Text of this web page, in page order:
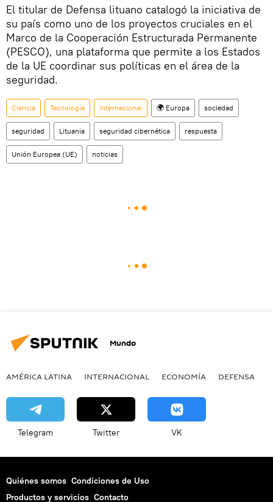
El titular de Defensa lituano catalogó la iniciativa de
su país como uno de los proyectos cruciales en el
Marco de la Cooperación Estructurada Permanente
(PESCO), una plataforma que permite a los Estados
de la UE coordinar sus políticas en el área de la
seguridad.
Ciencia Tecnología Internacional 🌍 Europa sociedad
seguridad Lituania seguridad cibernética respuesta
Unión Europea (UE) noticias
Mundo
AMÉRICA LATINA INTERNACIONAL ECONOMÍA DEFENSA
Telegram Twitter VK
Quiénes somos Condiciones de Uso
Productos y servicios Contacto